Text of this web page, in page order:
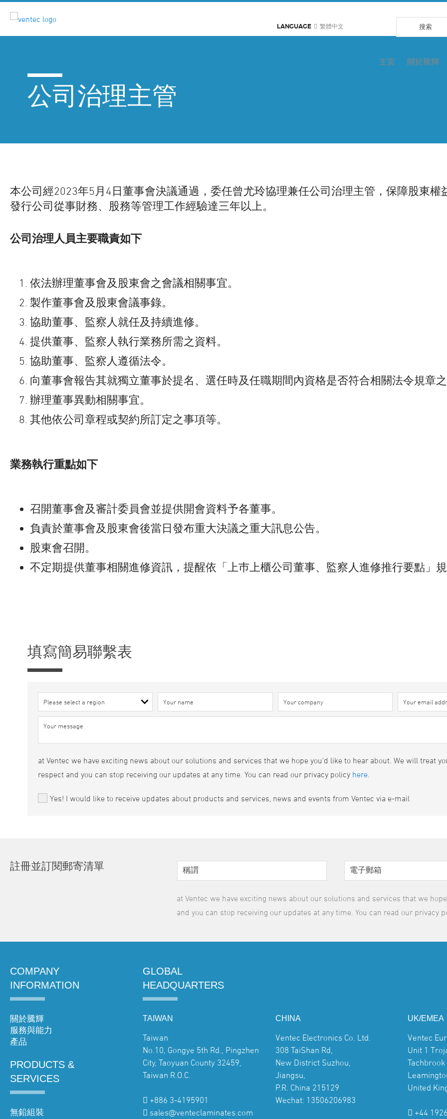
LANGUAGE 繁體中文
主页 關於騰輝
公司治理主管
本公司經2023年5月4日董事會決議通過，委任曾尤玲協理兼任公司治理主管，保障股東
發行公司從事財務、股務等管理工作經驗達三年以上。
公司治理人員主要職責如下
依法辦理董事會及股東會之會議相關事宜。
製作董事會及股東會議事錄。
協助董事、監察人就任及持續進修。
提供董事、監察人執行業務所需之資料。
協助董事、監察人遵循法令。
向董事會報告其就獨立董事於提名、選任時及任職期間內資格是否符合相關法令規章之
辦理董事異動相關事宜。
其他依公司章程或契約所訂定之事項等。
業務執行重點如下
召開董事會及審計委員會並提供開會資料予各董事。
負責於董事會及股東會後當日發布重大決議之重大訊息公告。
股東會召開。
不定期提供董事相關進修資訊，提醒依「上巿上櫃公司董事、監察人進修推行要點」
填寫簡易聯繫表
at Ventec we have exciting news about our solutions and services that we hope you'd like to hear about. We will treat
respect and you can stop receiving our updates at any time. You can read our privacy policy here
Yes! I would like to receive updates about products and services, news and events from Ventec via e-mail
註冊並訂閱郵寄清單
at Ventec we have exciting news about our solutions and services that we
and you can stop receiving our updates at any time. You can read our privacy
COMPANY
INFORMATION
關於騰輝
服務與能力
產品
PRODUCTS &
SERVICES
無鉛組裝
GLOBAL
HEADQUARTERS
TAIWAN
Taiwan
No.10, Gongye 5th Rd., Pingzhen
City, Taoyuan County 32459,
Taiwan R.O.C.
+886 3-4195901
sales@venteclaminates.com
CHINA
Ventec Electronics Co. Ltd.
308 TaiShan Rd,
New District Suzhou,
Jiangsu,
P.R. China 215129
Wechat: 13506206983
UK/EMEA
Ventec
Unit 1
Tachbrook
United
+44